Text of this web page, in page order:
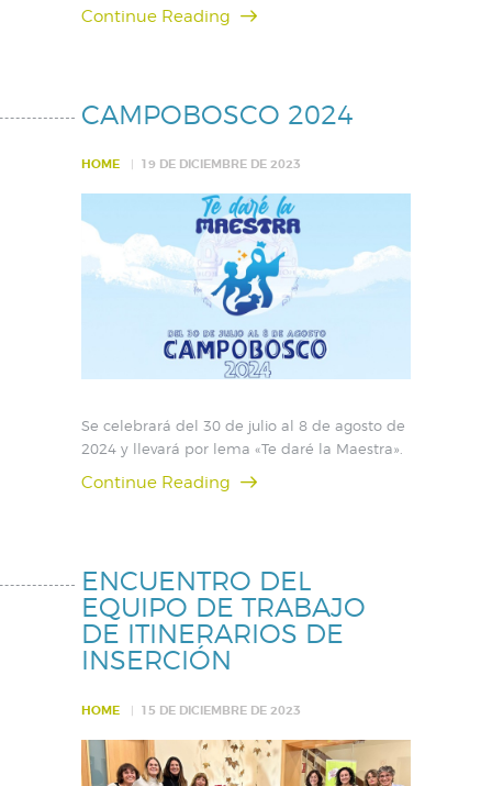
Continue Reading
CAMPOBOSCO 2024
HOME 19 DE DICIEMBRE DE 2023
Se celebrará del 30 de julio al 8 de agosto de
2024 y llevará por lema «Te daré la Maestra».
Continue Reading
ENCUENTRO DEL
EQUIPO DE TRABAJO
DE ITINERARIOS DE
INSERCIÓN
HOME 15 DE DICIEMBRE DE 2023